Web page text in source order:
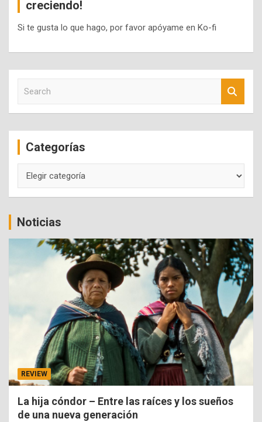
creciendo!
Si te gusta lo que hago, por favor apóyame en Ko-fi
c
Categorías
Noticias
REVIEW
La hija cóndor – Entre las raíces y los sueños
de una nueva generación